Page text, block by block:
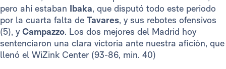
pero ahí estaban Ibaka, que disputó todo este periodo
por la cuarta falta de Tavares, y sus rebotes ofensivos
(5), yCampazzo. Los dos mejores del Madrid hoy
sentenciaron una clara victoria ante nuestra afición, que
llenó el WiZink Center (93-86, min. 40)